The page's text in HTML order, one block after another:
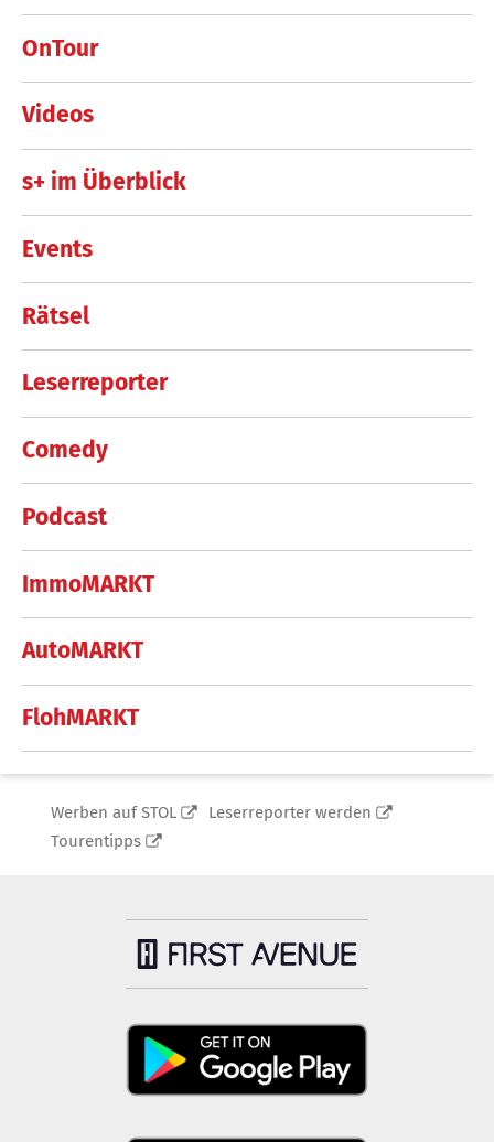
OnTour
Videos
s+ im Überblick
Events
Rätsel
Leserreporter
Comedy
Podcast
ImmoMARKT
AutoMARKT
FlohMARKT
Werben auf STOL
Leserreporter werden
Tourentipps